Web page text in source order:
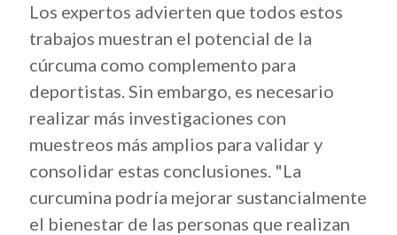
Los expertos advierten que todos estos
trabajos muestran el potencial de la
cúrcuma como complemento para
deportistas. Sin embargo, es necesario
realizar más investigaciones con
muestreos más amplios para validar y
consolidar estas conclusiones. "La
curcumina podría mejorar sustancialmente
el bienestar de las personas que realizan